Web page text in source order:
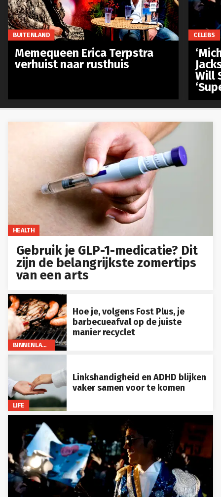
HEALTH
Gebruik je GLP-1-medicatie? Dit
zijn de belangrijkste zomertips
van een arts
BINNENLAND
Hoe je, volgens Fost Plus, je
barbecueafval op de juiste
manier recyclet
LIFE
Linkshandigheid en ADHD blijken
vaker samen voor te komen
BUITENLAND
Memequeen Erica Terpstra
verhuist naar rusthuis
CELEBS
Will